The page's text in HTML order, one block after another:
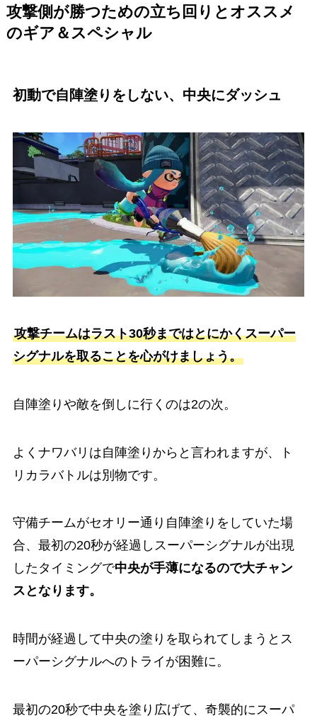
攻撃側が勝つための立ち回りとオススメ
のギア＆スペシャル
初動で自陣塗りをしない、中央にダッシュ
攻撃チームはラスト30秒まではとにかくスーパー
シグナルを取ることを心がけましょう。
自陣塗りや敵を倒しに行くのは2の次。
よくナワバリは自陣塗りからと言われますが、ト
リカラバトルは別物です。
守備チームがセオリー通り自陣塗りをしていた場
合、最初の20秒が経過しスーパーシグナルが出現
したタイミングで中央が手薄になるので大チャン
スとなります。
時間が経過して中央の塗りを取られてしまうとス
ーパーシグナルへのトライが困難に。
最初の20秒で中央を塗り広げて、奇襲的にスーパ